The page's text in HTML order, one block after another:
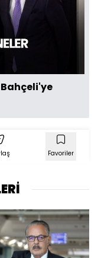
Favoriler